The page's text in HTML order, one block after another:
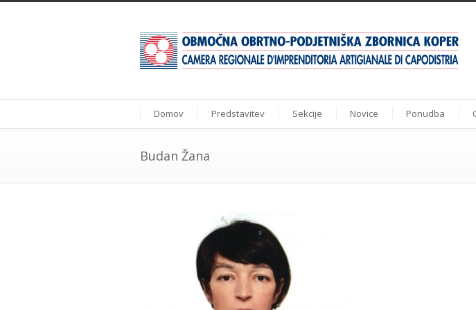
Domov Predstavitev Sekcije Novice Ponudba
Budan Žana